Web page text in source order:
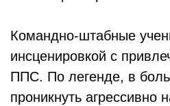
Командно-штабные
инсценировкой с
ППС. По легенде, в
проникнуть агрессивно